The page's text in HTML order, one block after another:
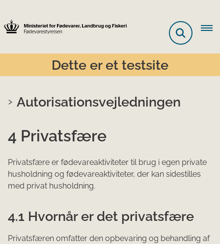
Dette er et testsite
Autorisationsvejledningen
4 Privatsfære
Privatsfære er fødevareaktiviteter til brug i egen private
husholdning og fødevareaktiviteter, der kan sidestilles
med privat husholdning.
4.1 Hvornår er det privatsfære
Privatsfæren omfatter den opbevaring og behandling af